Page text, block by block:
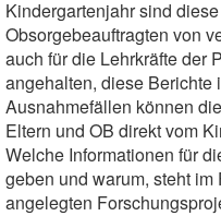
Kindergartenjahr sind
Obsorgebeauftragten von
auch für die Lehrkräfte der
angehalten, diese Berichte
Ausnahmefällen können
Eltern und OB direkt vom
Welche Informationen für
geben und warum, steht
angelegten